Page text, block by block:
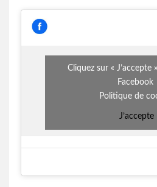
Cliquez sur « J’accepte
Facebook
Politique de
J’accepte